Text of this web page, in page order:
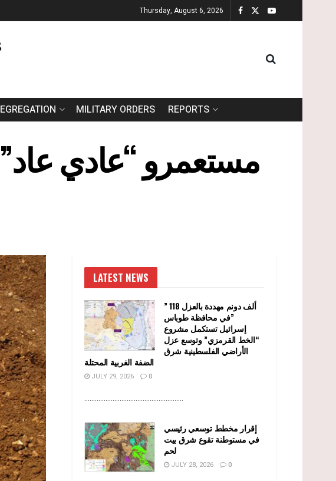
Thursday, August 6, 2026
MILITARY ORDERS REPORTS
مستعمرو “عادي
LATEST NEWS
” 118 ألف دونم مهددة بالعزل
في محافظة طوباس”
إسرائيل تستكمل مشروع
“الخط القرمزي” وتوسع عزل
الأراضي الفلسطينية شرق
الضفة الغربية المحتلة
JULY 29, 2026 0
........................................................
إقرار مخطط توسعي رئيسي
في مستوطنة تقوع شرق بيت
لحم
JULY 28, 2026 0